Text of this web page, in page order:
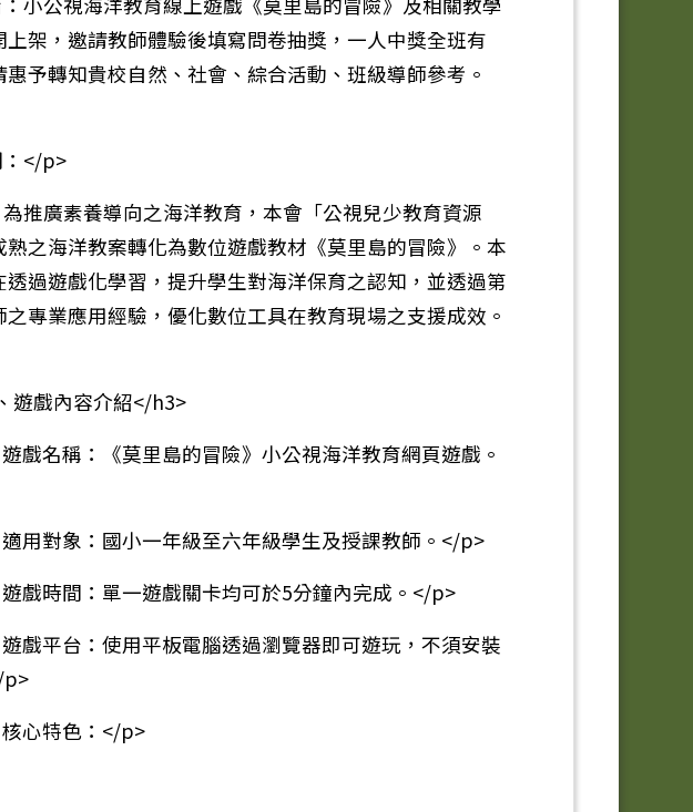
上架，邀請教師體驗後填寫問卷抽獎，一人中獎全班有
惠予轉知貴校自然、社會、綜合活動、班級導師參考。
</p>
推廣素養導向之海洋教育，本會「公視兒少教育資源
熟之海洋教案轉化為數位遊戲教材《莫里島的冒險》。本
透過遊戲化學習，提升學生對海洋保育之認知，並透過第
之專業應用經驗，優化數位工具在教育現場之支援成效。
遊戲內容介紹</h3>
戲名稱：《莫里島的冒險》小公視海洋教育網頁遊戲。
用對象：國小一年級至六年級學生及授課教師。</p>
戲時間：單一遊戲關卡均可於5分鐘內完成。</p>
戲平台：使用平板電腦透過瀏覽器即可遊玩，不須安裝
p>
心特色：</p>